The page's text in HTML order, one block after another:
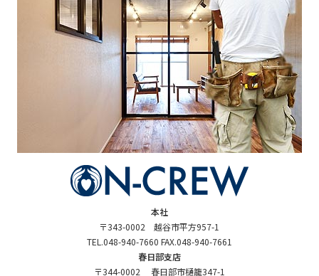
本社
〒343-0002 越谷市平方957-1
TEL.048-940-7660 FAX.048-940-7661
春日部支店
〒344-0002 春日部市樋籠347-1